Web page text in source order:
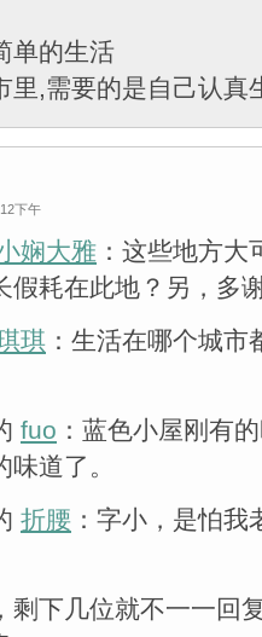
单的生活
里,需要的是自己认
下午
娴大雅 ：这些地方
假耗在此地？另，多
琪 ：生活在哪个城
fuo ：蓝色小屋刚有
道了。
折腰 ：字小，是怕我
下几位就不一一回